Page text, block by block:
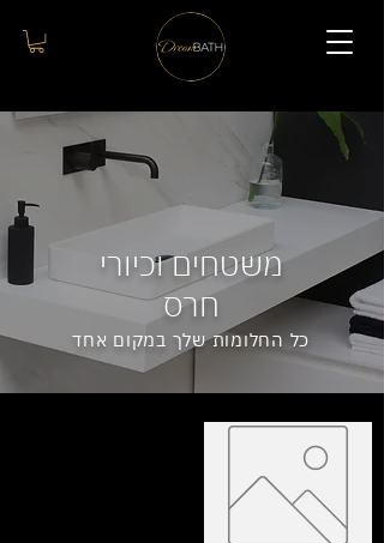
משטחים וכיורי
חרס
כל החלומות שלך במקום אחד